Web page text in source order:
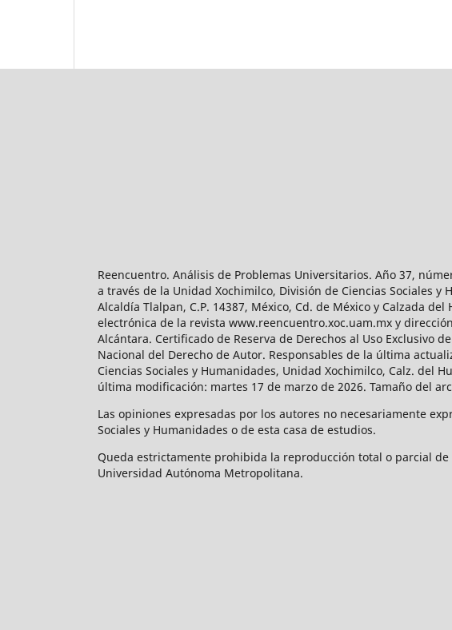
Reencuentro. Análisis de Problemas Universitarios. Año 37,
a través de la Unidad Xochimilco, División de Ciencias Sociales y
Alcaldía Tlalpan, C.P. 14387, México, Cd. de México y Calzada
electrónica de la revista www.reencuentro.xoc.uam.mx y
Alcántara. Certificado de Reserva de Derechos al Uso Exclusivo
Nacional del Derecho de Autor. Responsables de la última
Ciencias Sociales y Humanidades, Unidad Xochimilco, Calz. del
última modificación: martes 17 de marzo de 2026. Tamaño del
Las opiniones expresadas por los autores no necesariamente
Sociales y Humanidades o de esta casa de estudios.
Queda estrictamente prohibida la reproducción total o parcial
Universidad Autónoma Metropolitana.